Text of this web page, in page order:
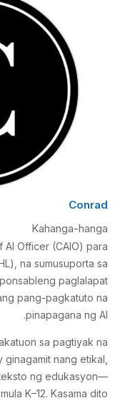
Conrad
Kahanga-hanga
AI Officer (CAIO) para
na sumusuporta sa
paglalapat
pang-pagkatuto na
pinapagana ng AI.
sa pagtiyak na
nang etikal,
ng edukasyon—
K–12. Kasama dito